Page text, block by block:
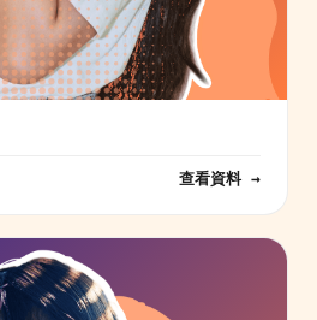
查看資料 →